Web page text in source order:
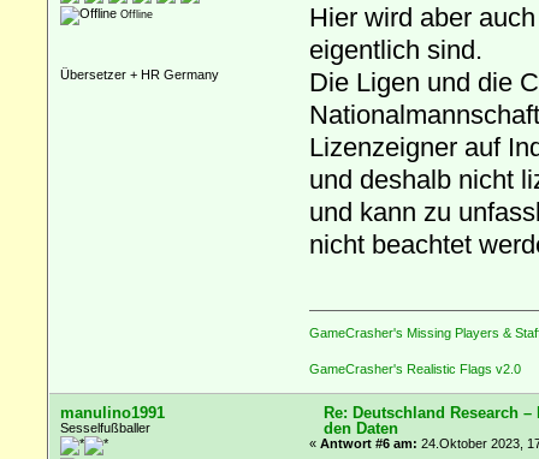
Offline
Übersetzer + HR Germany
Hier wird aber
eigentlich sind.
Die Ligen und die
Lizenzeigner auf
und deshalb nicht
und kann zu
nicht beachtet
GameCrasher's Missing Players &
GameCrasher's Realistic Flags v2.0
manulino1991
Sesselfußballer
Re: Deutschland Research –
den Daten
« Antwort #6 am: 24.Oktober 2023,